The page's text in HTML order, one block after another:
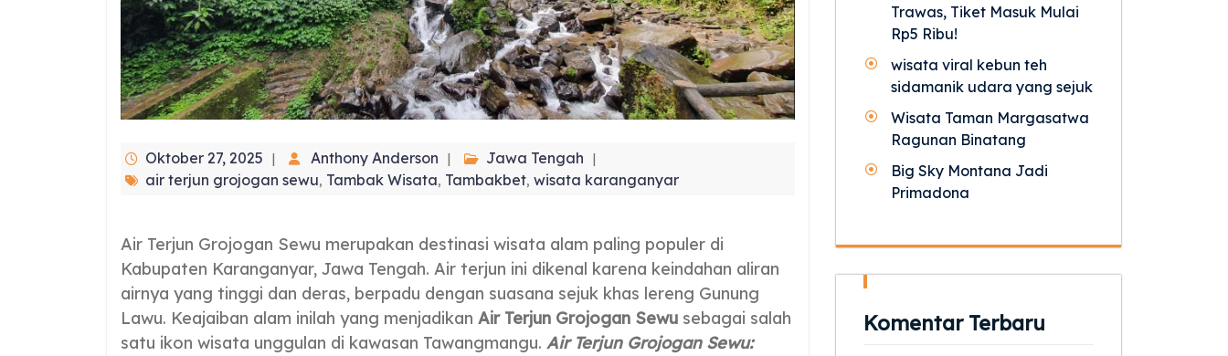
Oktober 27, 2025 Anthony Anderson
Jawa Tengah
air terjun grojogan sewu, Tambak Wisata, Tambakbet, wisata karanganyar
Air Terjun Grojogan Sewu merupakan destinasi wisata alam paling populer di
Kabupaten Karanganyar, Jawa Tengah. Air terjun ini dikenal karena keindahan aliran
airnya yang tinggi dan deras, berpadu dengan suasana sejuk khas lereng Gunung
Lawu. Keajaiban alam inilah yang menjadikan Air Terjun Grojogan Sewu sebagai salah
satu ikon wisata unggulan di kawasan Tawangmangu. Air Terjun Grojogan Sewu:
Trawas, Tiket Masuk Mulai
Rp5 Ribu!
wisata viral kebun teh
sidamanik udara yang sejuk
Wisata Taman Margasatwa
Ragunan Binatang
Big Sky Montana Jadi
Primadona
Komentar Terbaru